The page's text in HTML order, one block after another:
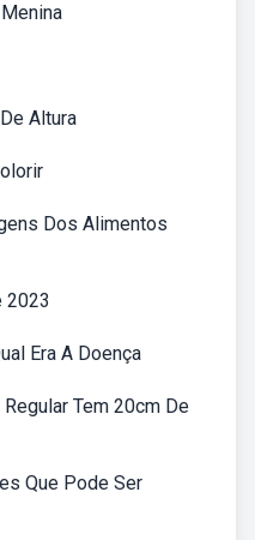
Altura
Dos Alimentos
2023
Era A Doença
Tem 20cm De
Que Pode Ser